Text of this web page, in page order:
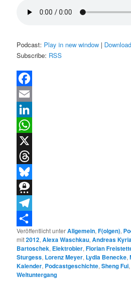
Podcast: Play in new window | Download
Subscribe: RSS
Facebook
Email
LinkedIn
WhatsApp
X
Threads
Bluesky
Threema
Telegram
Teilen
Veröffentlicht unterAllgemein,F(olgen),
mit2012,Alexa Waschkau,Andreas
Bartoschek, Elektrobier,Florian
Sturgess, Lorenz Meyer, Lydia Benecke,
Kalender, Podcastgeschichte,Sheng Fui
Weltuntergang